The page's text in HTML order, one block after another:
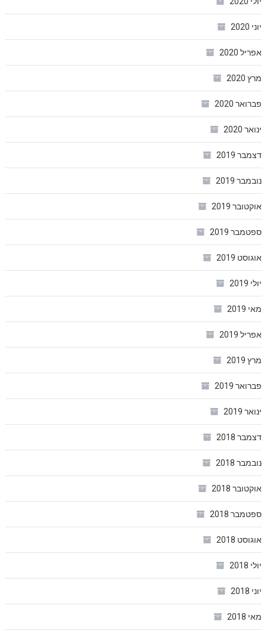
יוני 2020
אפריל 2020
מרץ 2020
פברואר 2020
ינואר 2020
דצמבר 2019
נובמבר 2019
אוקטובר 2019
ספטמבר 2019
אוגוסט 2019
יולי 2019
מאי 2019
אפריל 2019
מרץ 2019
פברואר 2019
ינואר 2019
דצמבר 2018
נובמבר 2018
אוקטובר 2018
ספטמבר 2018
אוגוסט 2018
יולי 2018
יוני 2018
מאי 2018